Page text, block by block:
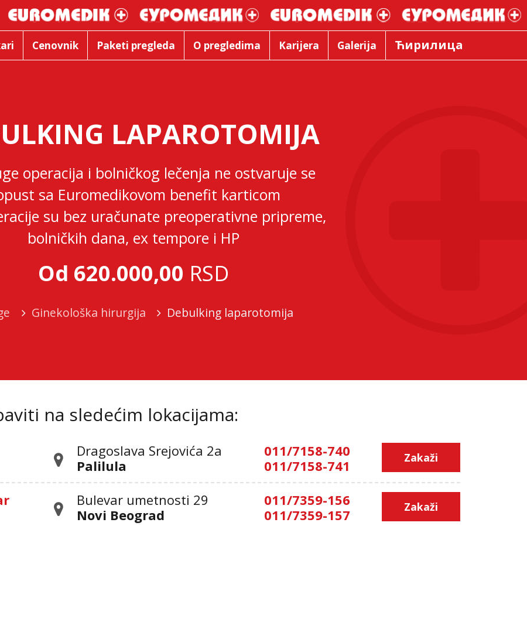
Cenovnik Paketi pregleda O pregledima Karijera Galerija Ћирилица
LAPAROTOMIJA
operacija i bolničkog lečenja ne ostvaruje se
sa Euromedikovom benefit karticom
su bez uračunate preoperativne pripreme,
bolničkih dana, ex tempore i HP
Od 620.000,00 RSD
Ginekološka hirurgija Debulking laparotomija
na sledećim lokacijama:
Dragoslava Srejovića 2а
Palilula
011/7158-740
011/7158-741
Zakaži
Bulevar umetnosti 29
Novi Beograd
011/7359-156
011/7359-157
Zakaži